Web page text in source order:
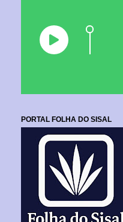
PORTAL FOLHA DO SISAL